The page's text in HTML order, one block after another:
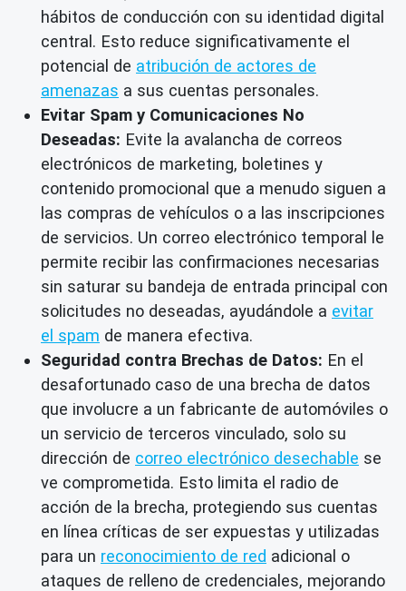
hábitos de conducción con su identidad digital
central. Esto reduce significativamente el
potencial de atribución de actores de
amenazas a sus cuentas personales.
Evitar Spam y Comunicaciones No
Deseadas: Evite la avalancha de correos
electrónicos de marketing, boletines y
contenido promocional que a menudo siguen a
las compras de vehículos o a las inscripciones
de servicios. Un correo electrónico temporal le
permite recibir las confirmaciones necesarias
sin saturar su bandeja de entrada principal con
solicitudes no deseadas, ayudándole a evitar
el spam de manera efectiva.
Seguridad contra Brechas de Datos: En el
desafortunado caso de una brecha de datos
que involucre a un fabricante de automóviles o
un servicio de terceros vinculado, solo su
dirección de correo electrónico desechable se
ve comprometida. Esto limita el radio de
acción de la brecha, protegiendo sus cuentas
en línea críticas de ser expuestas y utilizadas
para un reconocimiento de red adicional o
ataques de relleno de credenciales, mejorando